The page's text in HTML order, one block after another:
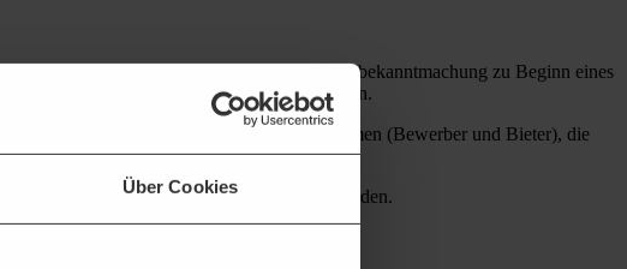
Über Cookies
u. a. von der sogenannten Auftragsbekanntmachung zu Beginn eines
zu vergeben, bekannt machen müssen.
). Sie bezweckt, Unternehmen (Bewerber und Bieter), die
von Unternehmen überTEDrecherchiert werden.